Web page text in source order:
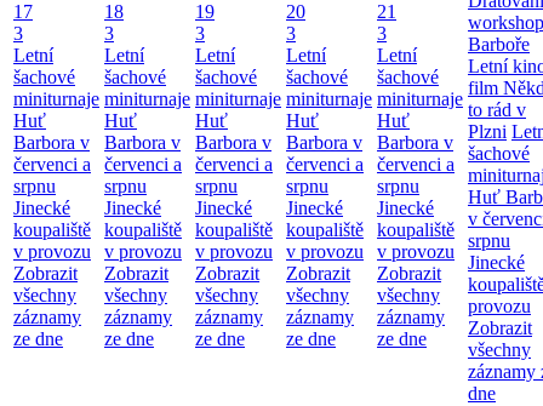
17
3
Letní
šachové
miniturnaje
Huť
Barbora v
červenci a
srpnu
Jinecké
koupaliště
v provozu
Zobrazit
všechny
záznamy
ze dne
18
3
Letní
šachové
miniturnaje
Huť
Barbora v
červenci a
srpnu
Jinecké
koupaliště
v provozu
Zobrazit
všechny
záznamy
ze dne
19
3
Letní
šachové
miniturnaje
Huť
Barbora v
červenci a
srpnu
Jinecké
koupaliště
v provozu
Zobrazit
všechny
záznamy
ze dne
20
3
Letní
šachové
miniturnaje
Huť
Barbora v
červenci a
srpnu
Jinecké
koupaliště
v provozu
Zobrazit
všechny
záznamy
ze dne
21
3
Letní
šachové
miniturnaje
Huť
Barbora v
červenci a
srpnu
Jinecké
koupaliště
v provozu
Zobrazit
všechny
záznamy
ze dne
Barboře
Letní
film
to rád v
Plzni
šachové
Huť
v
srpnu
Jinecké
provozu
Zobrazit
všechny
záznamy
dne